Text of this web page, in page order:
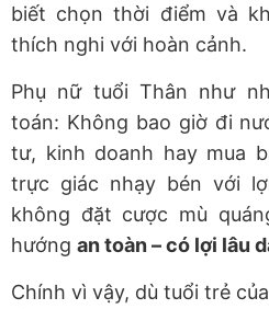
biết chọn thời điểm và
thích nghi với hoàn cảnh.
Phụ nữ tuổi Thân như
toán: Không bao giờ đi
tư, kinh doanh hay mua
trực giác nhạy bén với
không đặt cược mù
hướng an toàn – có lợi lâu
Chính vì vậy, dù tuổi trẻ